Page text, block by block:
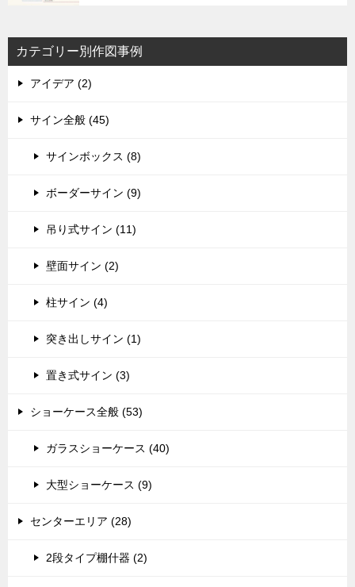
カテゴリー別作図事例
アイデア (2)
サイン全般 (45)
サインボックス (8)
ボーダーサイン (9)
吊り式サイン (11)
壁面サイン (2)
柱サイン (4)
突き出しサイン (1)
置き式サイン (3)
ショーケース全般 (53)
ガラスショーケース (40)
大型ショーケース (9)
センターエリア (28)
2段タイプ棚什器 (2)